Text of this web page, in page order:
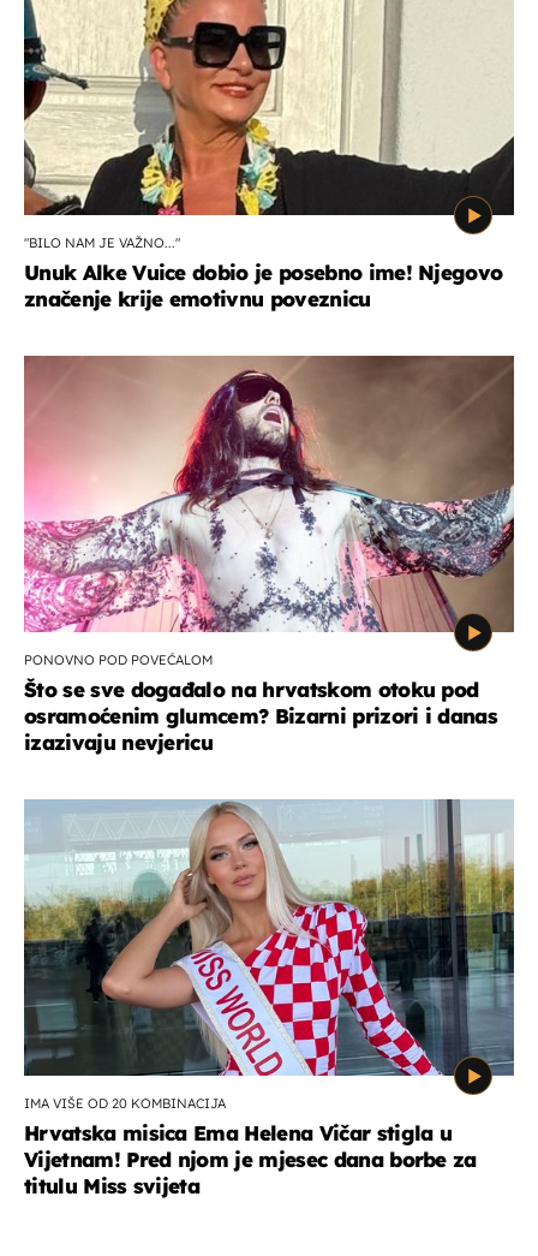
"BILO NAM JE VAŽNO..."
Unuk Alke Vuice dobio je posebno ime! Njegovo
značenje krije emotivnu poveznicu
PONOVNO POD POVEĆALOM
Što se sve događalo na hrvatskom otoku pod
osramoćenim glumcem? Bizarni prizori i danas
izazivaju nevjericu
IMA VIŠE OD 20 KOMBINACIJA
Hrvatska misica Ema Helena Vičar stigla u
Vijetnam! Pred njom je mjesec dana borbe za
titulu Miss svijeta